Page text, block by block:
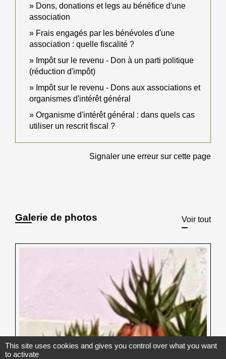
Dons, donations et legs au bénéfice d'une
association
Frais engagés par les bénévoles d'une
association : quelle fiscalité ?
Impôt sur le revenu - Don à un parti politique
(réduction d'impôt)
Impôt sur le revenu - Dons aux associations et
organismes d'intérêt général
Organisme d'intérêt général : dans quels cas
utiliser un rescrit fiscal ?
Signaler une erreur sur cette page
Galerie de photos Voir tout
This site uses cookies and gives you control over what you want
to activate